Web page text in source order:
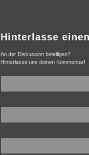
Hinterlasse
An der Diskussion beteiligen?
Hinterlasse uns deinen Kommentar!